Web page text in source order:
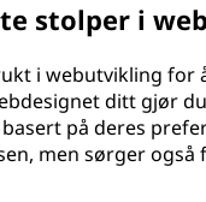
stolper i
i webutvikling for
ditt gjør
på deres
men sørger